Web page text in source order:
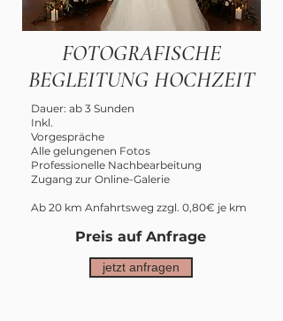
FOTOGRAFISCHE
BEGLEITUNG HOCHZEIT
Dauer: ab 3 Sunden
Inkl.
Vorgespräche
Alle gelungenen Fotos
Professionelle Nachbearbeitung
Zugang zur Online-Galerie
Ab 20 km Anfahrtsweg zzgl. 0,80€ je km
Preis auf Anfrage
jetzt anfragen